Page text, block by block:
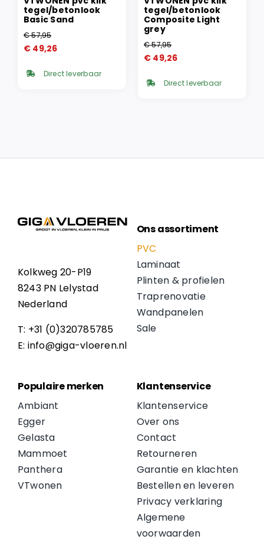
tegel/betonlook
Basic Sand
€57,95
Oorspronkelijke
was:
€ 49,26
Huidige
is: Direct leverbaar
tegel/betonlook
Composite Light
grey
€57,95
Oorspronkelijke
was:
€ 49,26
Huidige
is: Direct leverbaar
Kolkweg 20-P19
8243 PN Lelystad
Nederland
T: +31 (0)320785785
E: info@giga-vloeren.nl
Ons assortiment
PVC
Laminaat
Plinten & profielen
Traprenovatie
Wandpanelen
Sale
Populaire merken
Ambiant
Egger
Gelasta
Mammoet
Panthera
VTwonen
Klantenservice
Klantenservice
Over ons
Contact
Retourneren
Garantie en klachten
Bestellen en leveren
Privacy verklaring
Algemene
voorwaarden